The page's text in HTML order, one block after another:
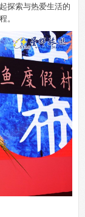
探索与热爱生活的
。